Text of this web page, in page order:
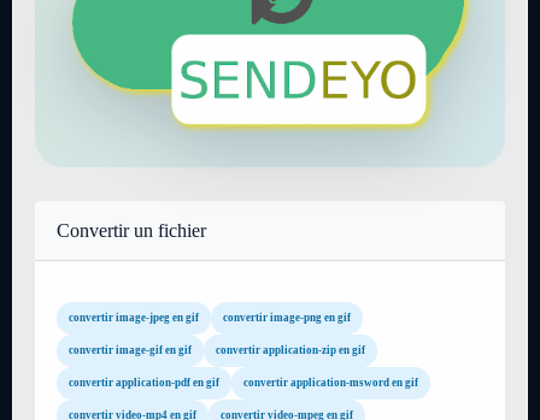
Convertir un fichier
convertir image-jpeg en gif convertir image-png en gif
convertir image-gif en gif convertir application-zip en gif
convertir application-pdf en gif convertir application-msword en gif
convertir video-mp4 en gif convertir video-mpeg en gif